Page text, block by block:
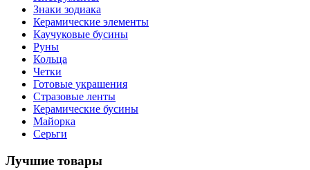
Знаки зодиака
Керамические элементы
Каучуковые бусины
Руны
Кольца
Четки
Готовые украшения
Стразовые ленты
Керамические бусины
Майорка
Серьги
Лучшие товары